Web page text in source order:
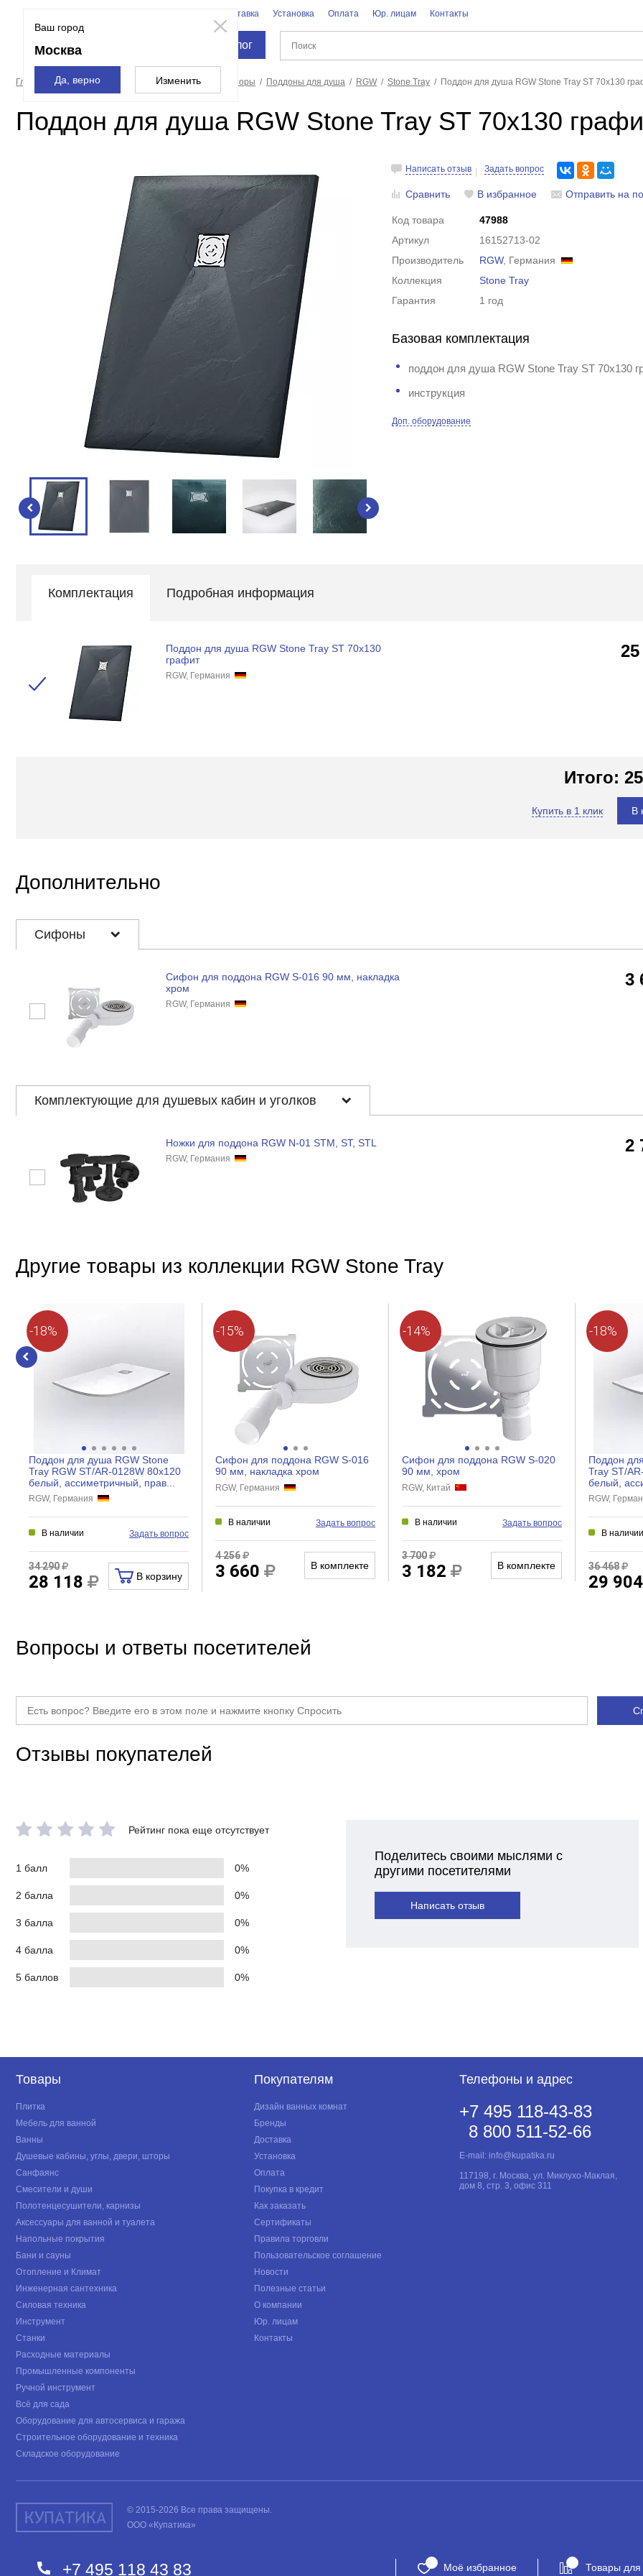
Ваш город
Москва
Да, верно Изменить
Доставка Установка Оплата Юр. лицам Контакты
Каталог
Главная страница Душевые кабины, углы, двери, шторы Поддоны для душа RGW Stone Tray Поддон для душа RGW Stone Tray ST 70x130
Поддон для душа RGW Stone Tray ST 70x130
Написать отзыв Задать вопрос
Сравнить В избранное Отправить на
Код товара
47988
Артикул
16152713-02
Производитель
RGW, Германия
Коллекция
Stone Tray
Гарантия
1 год
Базовая комплектация
поддон для душа RGW Stone Tray ST 70x130
инструкция
Доп. оборудование
Комплектация Подробная информация
Поддон для душа RGW Stone Tray ST 70x130
графит
RGW, Германия
Итого:
Купить в 1 клик В
Дополнительно
Сифоны
Сифон для поддона RGW S-016 90 мм, накладка
хром
RGW, Германия
3
Комплектующие для душевых кабин и уголков
Ножки для поддона RGW N-01 STM, ST, STL
RGW, Германия
2
Другие товары из коллекции RGW Stone Tray
-18%
Поддон для душа RGW Stone
Tray RGW ST/AR-0128W 80x120
белый, ассиметричный, прав...
RGW, Германия
В наличии Задать вопрос
34 290
28 118 В корзину
-15%
Сифон для поддона RGW S-016
90 мм, накладка хром
RGW, Германия
В наличии Задать вопрос
4 256
3 660 В комплекте
-14%
Сифон для поддона RGW S-020
90 мм, хром
RGW, Китай
В наличии Задать вопрос
3 700
3 182 В комплекте
-18%
Поддон
Tray ST/
белый,
RGW,
В наличии
36 468
29 904
Вопросы и ответы посетителей
Отзывы покупателей
Рейтинг пока еще отсутствует
1 балл 0%
2 балла 0%
3 балла 0%
4 балла 0%
5 баллов 0%
Поделитесь своими мыслями с
другими посетителями
Написать отзыв
Товары
Плитка
Мебель для ванной
Ванны
Душевые кабины, углы, двери, шторы
Санфаянс
Смесители и души
Полотенцесушители, карнизы
Аксессуары для ванной и туалета
Напольные покрытия
Бани и сауны
Отопление и Климат
Инженерная сантехника
Силовая техника
Инструмент
Станки
Расходные материалы
Промышленные компоненты
Ручной инструмент
Всё для сада
Оборудование для автосервиса и гаража
Строительное оборудование и техника
Складское оборудование
Покупателям
Дизайн ванных комнат
Бренды
Доставка
Установка
Оплата
Покупка в кредит
Как заказать
Сертификаты
Правила торговли
Пользовательское соглашение
Новости
Полезные статьи
О компании
Юр. лицам
Контакты
Телефоны и адрес
+7 495 118-43-83
8 800 511-52-66
E-mail: info@kupatika.ru
117198, г. Москва, ул. Миклухо-Маклая,
дом 8, стр. 3, офис 311
© 2015-2026 Все права защищены.
ООО «Купатика»
+7 495 118 43 83 Товары для
Моё избранное